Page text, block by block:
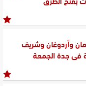
وأردوغان وشريف
في جدة الجمعة